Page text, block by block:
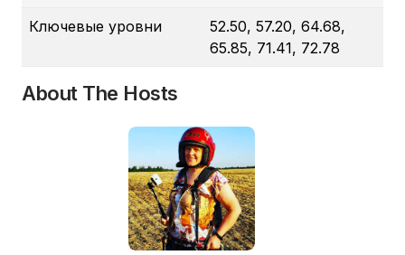
Ключевые уровни
52.50, 57.20, 64.68,
65.85, 71.41, 72.78
About The Hosts